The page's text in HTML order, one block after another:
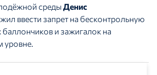
среды Денис
ввести запрет на бесконтрольную
и зажигалок на
уровне.